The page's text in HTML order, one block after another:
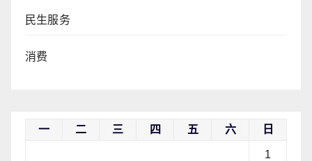
民生服务
消费
一 二 三 四 五 六 日
1